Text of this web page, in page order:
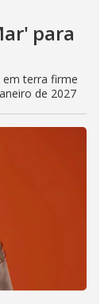
para
em terra firme
de 2027